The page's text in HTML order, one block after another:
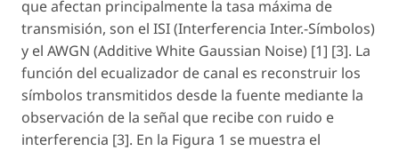
que afectan principalmente la tasa máxima de
transmisión, son el ISI (Interferencia Inter.-Símbolos)
y el AWGN (Additive White Gaussian Noise) [1] [3]. La
función del ecualizador de canal es reconstruir los
símbolos transmitidos desde la fuente mediante la
observación de la señal que recibe con ruido e
interferencia [3]. En la Figura 1 se muestra el